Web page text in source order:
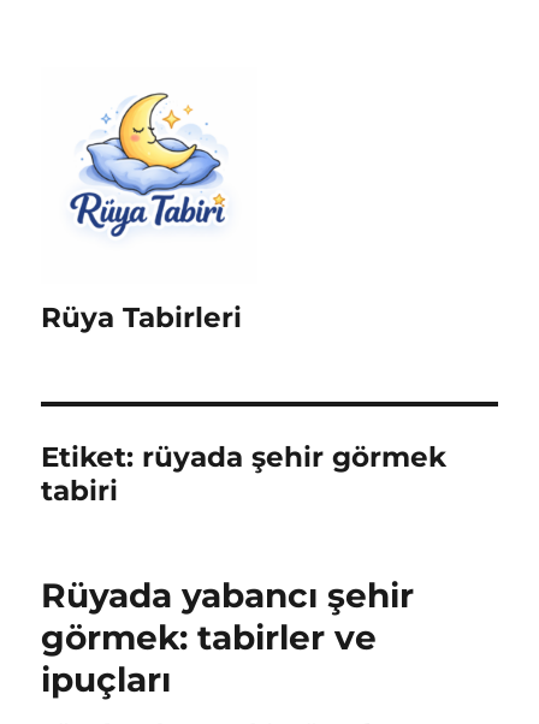
Rüya Tabirleri
Etiket: rüyada şehir görmek
tabiri
Rüyada yabancı şehir
görmek: tabirler ve
ipuçları